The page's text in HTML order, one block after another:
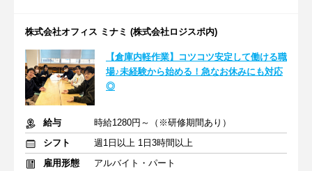
株式会社オフィス ミナミ (株式会社ロジスポ内)
【倉庫内軽作業】コツコツ安定して働ける職
場♪未経験から始める！急なお休みにも対応
◎
給与
時給1280円～（※研修期間あり）
シフト
週1日以上 1日3時間以上
雇用形態
アルバイト・パート